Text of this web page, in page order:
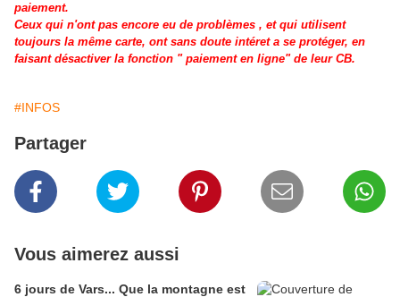
paiement.
Ceux qui n'ont pas encore eu de problèmes , et qui utilisent
toujours la même carte, ont sans doute intéret a se protéger, en
faisant désactiver la fonction " paiement en ligne" de leur CB.
#INFOS
Partager
Vous aimerez aussi
6 jours de Vars... Que la montagne est